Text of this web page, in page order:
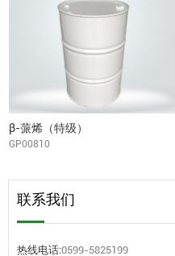
β-蒎烯（特级）
GP00810
联系我们
热线电话:0599-5825199